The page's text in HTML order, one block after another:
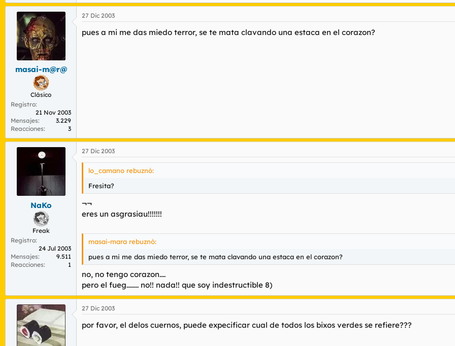
masai-m@r@
Clásico
Registro
21 Nov 2003
Mensajes
3.229
Reacciones
3
27 Dic 2003
pues a mi me das miedo terror, se te mata clavando una estaca en el corazon?
NaKo
Freak
Registro
24 Jul 2003
Mensajes
9.511
Reacciones
1
27 Dic 2003
lo_camano rebuznó:
Fresita?
¬¬
eres un asgrasiau!!!!!!!
masai-mara rebuznó:
pues a mi me das miedo terror, se te mata clavando una estaca en el corazon?
no, no tengo corazon....
pero el fueg........ no!! nada!! que soy indestructible 8)
27 Dic 2003
por favor, el delos cuernos, puede expecificar cual de todos los bixos verdes se refiere???